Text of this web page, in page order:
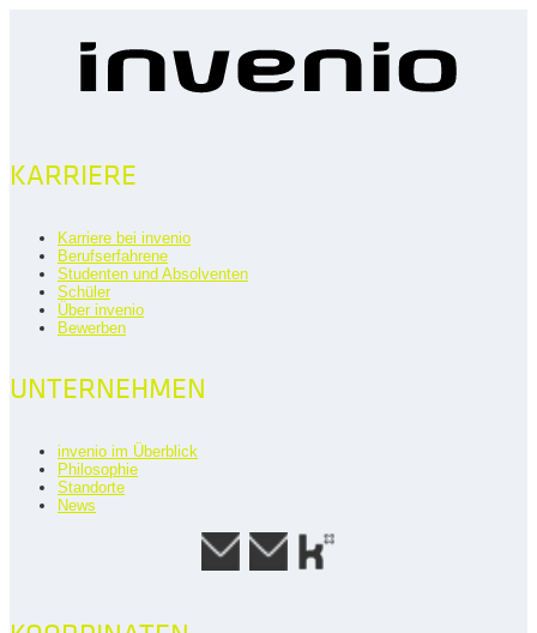
KARRIERE
Karriere bei invenio
Berufserfahrene
Studenten und Absolventen
Schüler
Über invenio
Bewerben
UNTERNEHMEN
invenio im Überblick
Philosophie
Standorte
News